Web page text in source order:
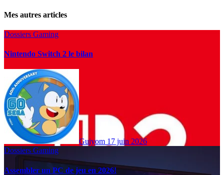
Mes autres articles
Dossiers Gaming
Nintendo Switch 2 le bilan
Guiyom 17 juin 2026
Dossiers Gaming
Assembler un PC de jeu en 2026!